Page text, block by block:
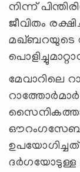
നിന്ന്
ജീവിതം
മഖ്‌ബറയുടെ
മേവാറിലെ
ഔറംഗസേബ്